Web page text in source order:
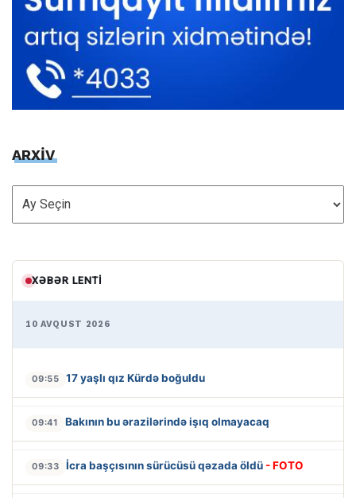
ARXİV
ARXİV
XƏBƏR LENTI
10 AVQUST 2026
09:55 17 yaşlı qız Kürdə boğuldu
09:41 Bakının bu ərazilərində işıq olmayacaq
09:33 İcra başçısının sürücüsü qəzada öldü - FOTO